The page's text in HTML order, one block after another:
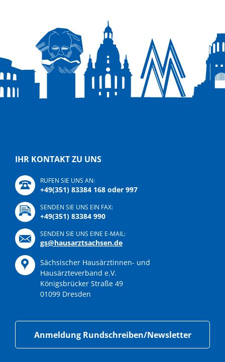
IHR KONTAKT ZU UNS
RUFEN SIE UNS AN:
+49(351) 83384 168 oder 997
SENDEN SIE UNS EIN FAX:
+49(351) 83384 990
SENDEN SIE UNS EINE E-MAIL:
gs@hausarztsachsen.de
Sächsischer Hausärztinnen- und
Hausärzteverband e.V.
Königsbrücker Straße 49
01099 Dresden
Anmeldung Rundschreiben/Newsletter